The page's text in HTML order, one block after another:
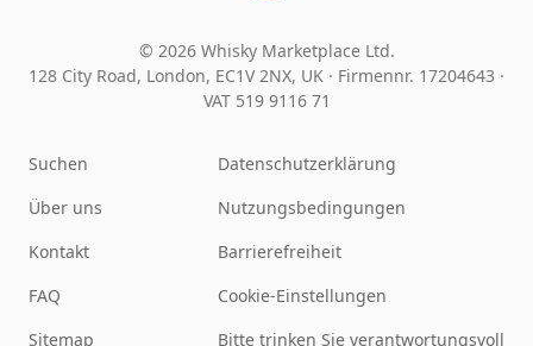
© 2026 Whisky Marketplace Ltd.
128 City Road, London, EC1V 2NX, UK · Firmennr. 17204643 ·
VAT 519 9116 71
Suchen
Über uns
Kontakt
FAQ
Sitemap
Datenschutzerklärung
Nutzungsbedingungen
Barrierefreiheit
Cookie-Einstellungen
Bitte trinken Sie verantwortungsvoll